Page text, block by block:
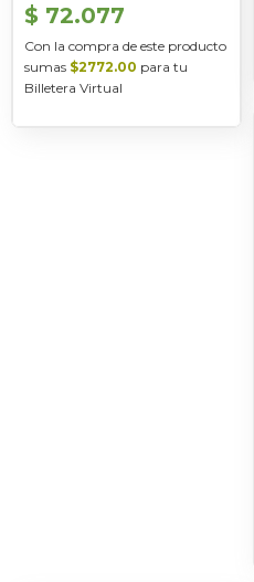
$ 72.077
Con la compra de este producto
sumas $2772.00 para tu
Billetera Virtual